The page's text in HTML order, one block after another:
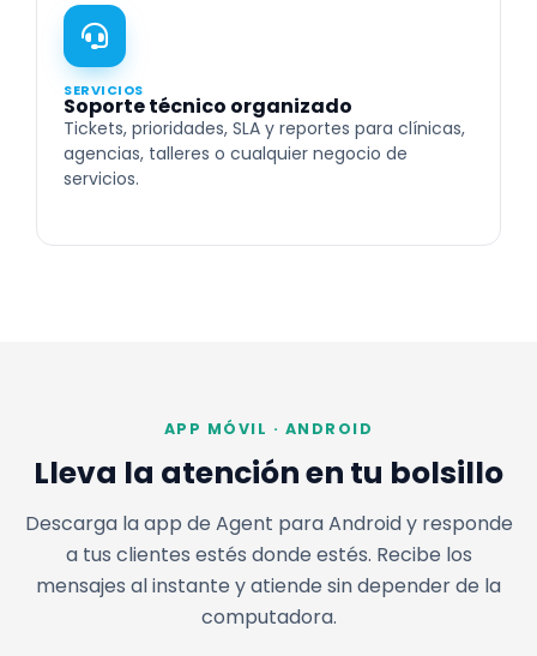
SERVICIOS
Soporte técnico organizado
Tickets, prioridades, SLA y reportes para clínicas,
agencias, talleres o cualquier negocio de
servicios.
APP MÓVIL · ANDROID
Lleva la atención en tu bolsillo
Descarga la app de Agent para Android y responde
a tus clientes estés donde estés. Recibe los
mensajes al instante y atiende sin depender de la
computadora.